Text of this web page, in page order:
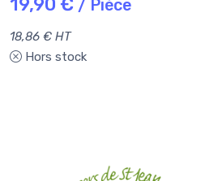
19,90 € / Pièce
18,86 € HT
Hors stock